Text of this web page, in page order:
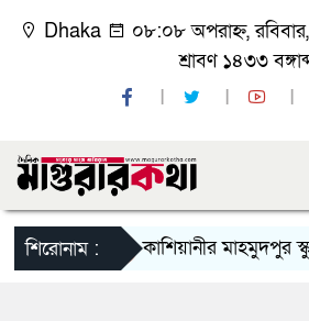
Dhaka
০৮:০৮ অপরাহ্ন,
শ্রাবণ ১৪৩৩
শিরোনাম : কাশিয়ানীর মাহমুদপুর